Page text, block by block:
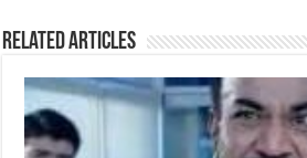
b
o
o
k
A
p
p
n
g
e
r ra
m
Related Articles